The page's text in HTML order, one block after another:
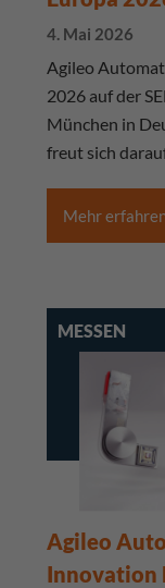
4. Mai 2026
Agileo
2026 auf der
München in
freut sich
Mehr
MESSEN
Agileo
Innovation